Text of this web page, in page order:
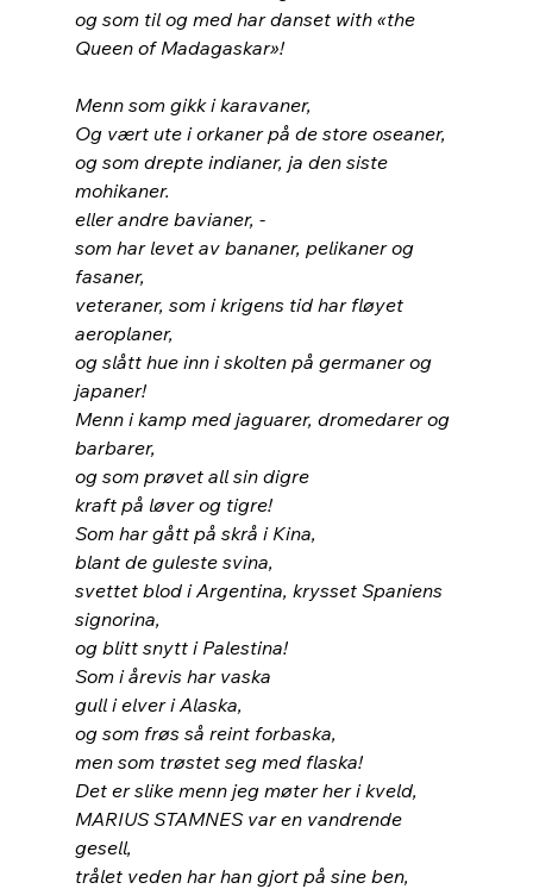
og som til og med har danset with «the
Queen of Madagaskar»!
Menn som gikk i karavaner,
Og vært ute i orkaner på de store oseaner,
og som drepte indianer, ja den siste
mohikaner.
eller andre bavianer, -
som har levet av bananer, pelikaner og
fasaner,
veteraner, som i krigens tid har fløyet
aeroplaner,
og slått hue inn i skolten på germaner og
japaner!
Menn i kamp med jaguarer, dromedarer og
barbarer,
og som prøvet all sin digre
kraft på løver og tigre!
Som har gått på skrå i Kina,
blant de guleste svina,
svettet blod i Argentina, krysset Spaniens
signorina,
og blitt snytt i Palestina!
Som i årevis har vaska
gull i elver i Alaska,
og som frøs så reint forbaska,
men som trøstet seg med flaska!
Det er slike menn jeg møter her i kveld,
MARIUS STAMNES var en vandrende
gesell,
trålet veden har han gjort på sine ben,